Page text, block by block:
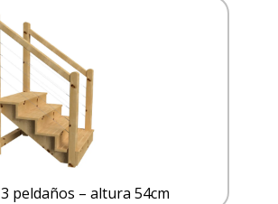
3 peldaños – altura 54cm